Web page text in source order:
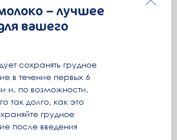
›
– лучшее
вашего
сохранять грудное
в течение первых 6
и, по возможности,
так долго, как это
грудное
после введения